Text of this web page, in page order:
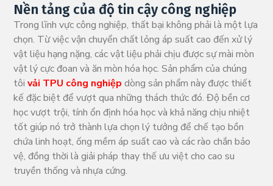
Nền tảng của độ tin cậy công nghiệp
Trong lĩnh vực công nghiệp, thất bại không phải là một lựa
chọn. Từ việc vận chuyển chất lỏng áp suất cao đến xử lý
vật liệu hạng nặng, các vật liệu phải chịu được sự mài mòn
vật lý cực đoan và ăn mòn hóa học. Sản phẩm của chúng
tôivải TPU công nghiệp dòng sản phẩm này được thiết
kế đặc biệt để vượt qua những thách thức đó. Độ bền cơ
học vượt trội, tính ổn định hóa học và khả năng chịu nhiệt
tốt giúp nó trở thành lựa chọn lý tưởng để chế tạo bồn
chứa linh hoạt, ống mềm áp suất cao và các rào chắn bảo
vệ, đồng thời là giải pháp thay thế ưu việt cho cao su
truyền thống và nhựa cứng.